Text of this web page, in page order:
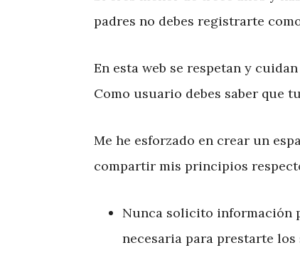
padres no debes registrarte
En esta web se respetan y
Como usuario debes saber que
Me he esforzado en crear un
compartir mis principios
Nunca solicito información
necesaria para prestarte